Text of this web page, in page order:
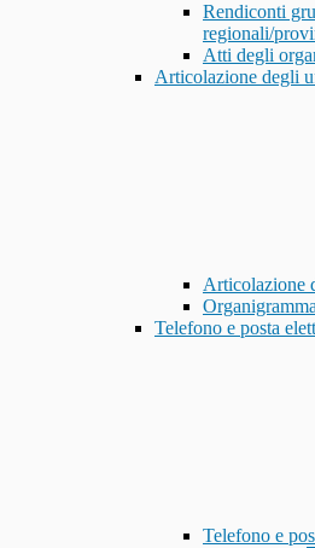
Rendiconti
regionali/
Atti degli
Articolazione degli
Articolazione
Organigramma
Telefono e posta
Telefono e